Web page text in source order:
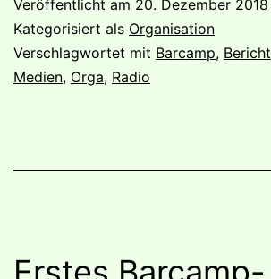
Veröffentlicht am 20. Dezember 2018
Kategorisiert als Organisation
Verschlagwortet mit Barcamp, Bericht
Medien, Orga, Radio